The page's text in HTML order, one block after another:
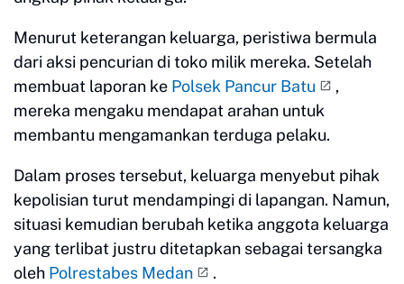
Menurut keterangan keluarga, peristiwa bermula
dari aksi pencurian di toko milik mereka. Setelah
membuat laporan ke Polsek Pancur Batu
,
mereka mengaku mendapat arahan untuk
membantu mengamankan terduga pelaku.
Dalam proses tersebut, keluarga menyebut pihak
kepolisian turut mendampingi di lapangan. Namun,
situasi kemudian berubah ketika anggota keluarga
yang terlibat justru ditetapkan sebagai tersangka
oleh Polrestabes Medan .